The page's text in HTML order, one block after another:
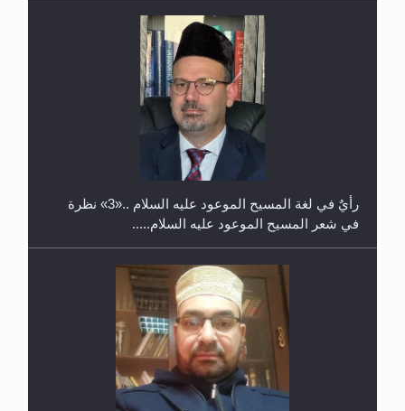
حفل توزيع الشهادات في الجامعة الأحمدية بنيجيريا لعام
رأيٌ في لغة المسيح الموعود عليه السلام ..«3» نظرة
في شعر المسيح الموعود عليه السلام.....